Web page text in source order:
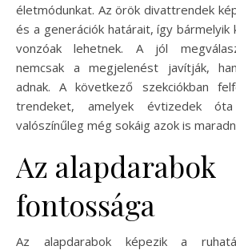
életmódunkat. Az örök divattrendek
és a generációk határait, így bármelyik
vonzóak lehetnek. A jól
nemcsak a megjelenést javítják,
adnak. A következő szekciókban
trendeket, amelyek évtizedek
valószínűleg még sokáig azok is
Az alapdarabok
fontossága
Az alapdarabok képezik a